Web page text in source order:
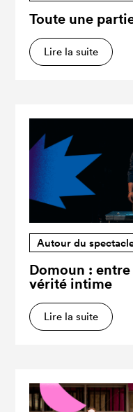
Toute une
Lire la suite
Autour du
Domoun :
vérité intime
Lire la suite